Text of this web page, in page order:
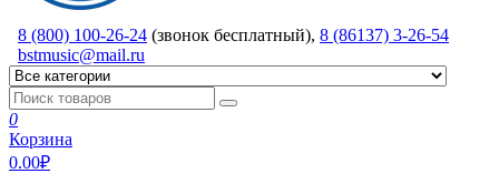
8 (800) 100-26-24 (звонок бесплатный), 8 (86137) 3-26-54
bstmusic@mail.ru
0
Корзина
0.00₽